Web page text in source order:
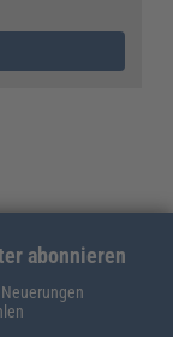
abonnieren